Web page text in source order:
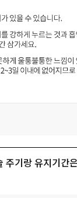
주기랑 유지기간